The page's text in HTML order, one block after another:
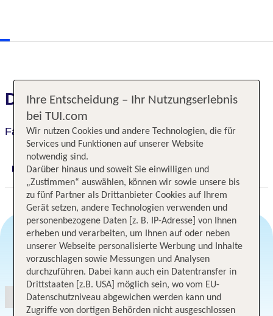
Das erwartet Sie
Fairfield Inn & Suites
Digitaler und telefonischer 24/7 TUI Service
Angebotsauswahl
Ihre Entscheidung – Ihr Nutzungserlebnis
bei TUI.com
Wir nutzen Cookies und andere Technologien, die für
Services und Funktionen auf unserer Website
notwendig sind.
Darüber hinaus und soweit Sie einwilligen und
„Zustimmen“ auswählen, können wir sowie unsere bis
zu fünf Partner als Drittanbieter Cookies auf Ihrem
Gerät setzen, andere Technologien verwenden und
personenbezogene Daten [z. B. IP-Adresse] von Ihnen
erheben und verarbeiten, um Ihnen auf oder neben
unserer Webseite personalisierte Werbung und Inhalte
vorzuschlagen sowie Messungen und Analysen
durchzuführen. Dabei kann auch ein Datentransfer in
Drittstaaten [z.B. USA] möglich sein, wo vom EU-
Datenschutzniveau abgewichen werden kann und
Zugriffe von dortigen Behörden nicht ausgeschlossen